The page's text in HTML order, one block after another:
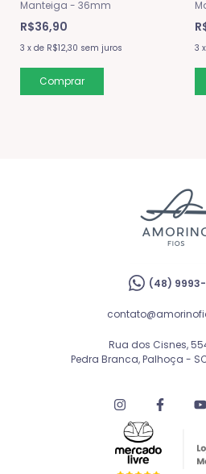
Manteiga - 36mm
R$36,90
3 x de R$12,30 sem juros 3 x
(48)
Rua dos Cisnes,
Pedra Branca, Palhoça -